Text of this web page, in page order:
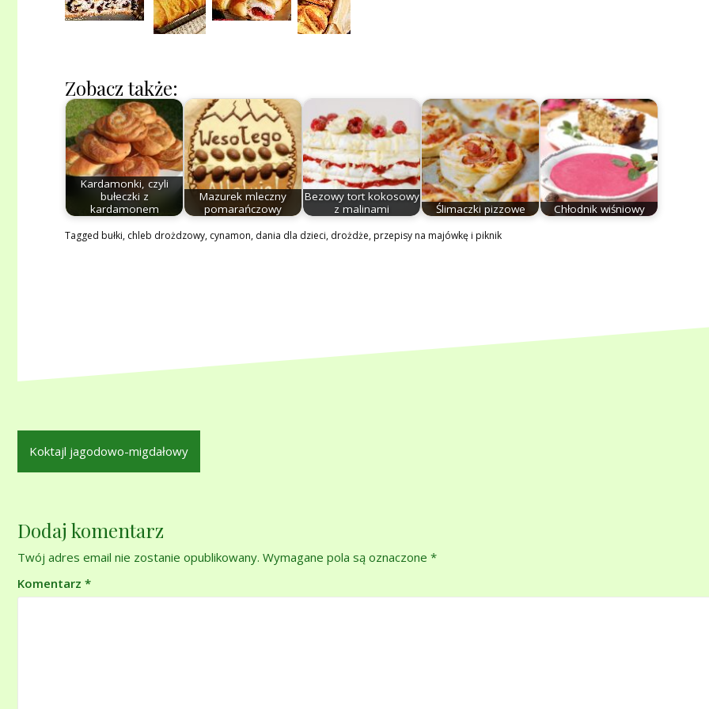
Zobacz także:
Kardamonki, czyli
bułeczki z
kardamonem
Mazurek mleczny
pomarańczowy
Bezowy tort kokosowy
z malinami
Ślimaczki pizzowe Chłodnik wiśniowy
Tagged bułki, chleb drożdzowy, cynamon, dania dla dzieci, drożdże,przepisy na majówkę i piknik
Nawigacja
wpisu
Koktajl jagodowo-migdałowy
Dodaj komentarz
Twój adres email nie zostanie opublikowany. Wymagane pola są oznaczone *
Komentarz *